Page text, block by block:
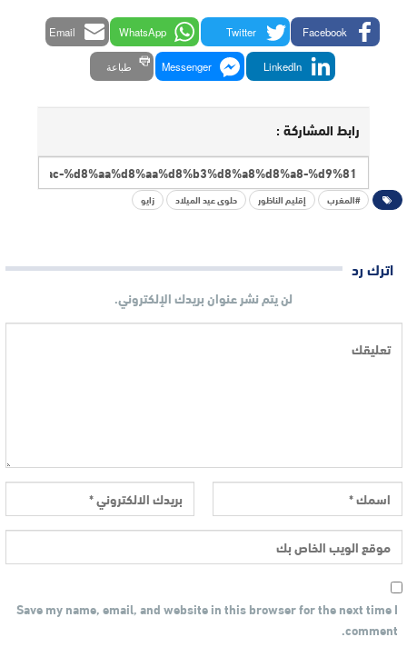
Facebook
Twitter
WhatsApp
Email
LinkedIn
Messenger طباعة
رابط المشاركة :
#المغرب إقليم الناظور حلوى عيد الميلاد زايو
اترك رد
لن يتم نشر عنوان بريدك الإلكتروني.
Save my name, email, and website in this browser for the next time I
comment.